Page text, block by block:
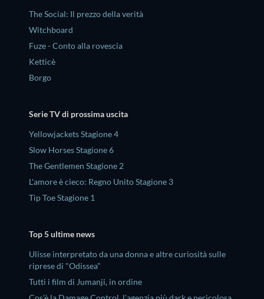
The Social: Il prezzo della verità
Witchboard
Fuze - Conto alla rovescia
Ketticè
Borgo
Serie TV di prossima uscita
Yellowjackets Stagione 4
Slow Horses Stagione 6
The Gentlemen Stagione 2
L'amore è cieco: Regno Unito Stagione 3
Tip Toe Stagione 1
Top 5 ultime news
Ulisse interpretato da una donna e altre curiosità sulle
riprese di "Odissea"
Tutti i film di Jumanji, in ordine